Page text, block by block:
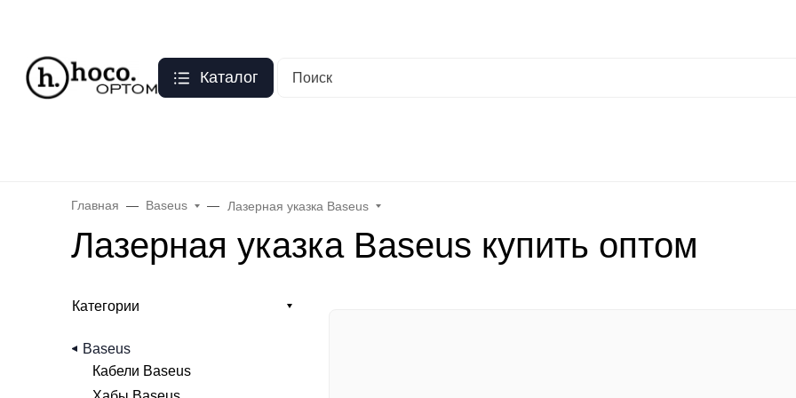
Каталог
Главная Baseus Лазерная указка Baseus
Лазерная указка Baseus купить оптом
Категории
Baseus
Кабели Baseus